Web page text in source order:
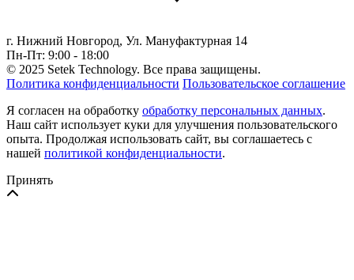
г. Нижний Новгород, Ул. Мануфактурная 14
Пн-Пт: 9:00 - 18:00
© 2025 Setek Technology. Все права защищены.
Политика конфиденциальности Пользовательское соглашение
Я согласен на обработку обработку персональных данных.
Наш сайт использует куки для улучшения пользовательского
опыта. Продолжая использовать сайт, вы соглашаетесь с
нашей политикой конфиденциальности.
Принять